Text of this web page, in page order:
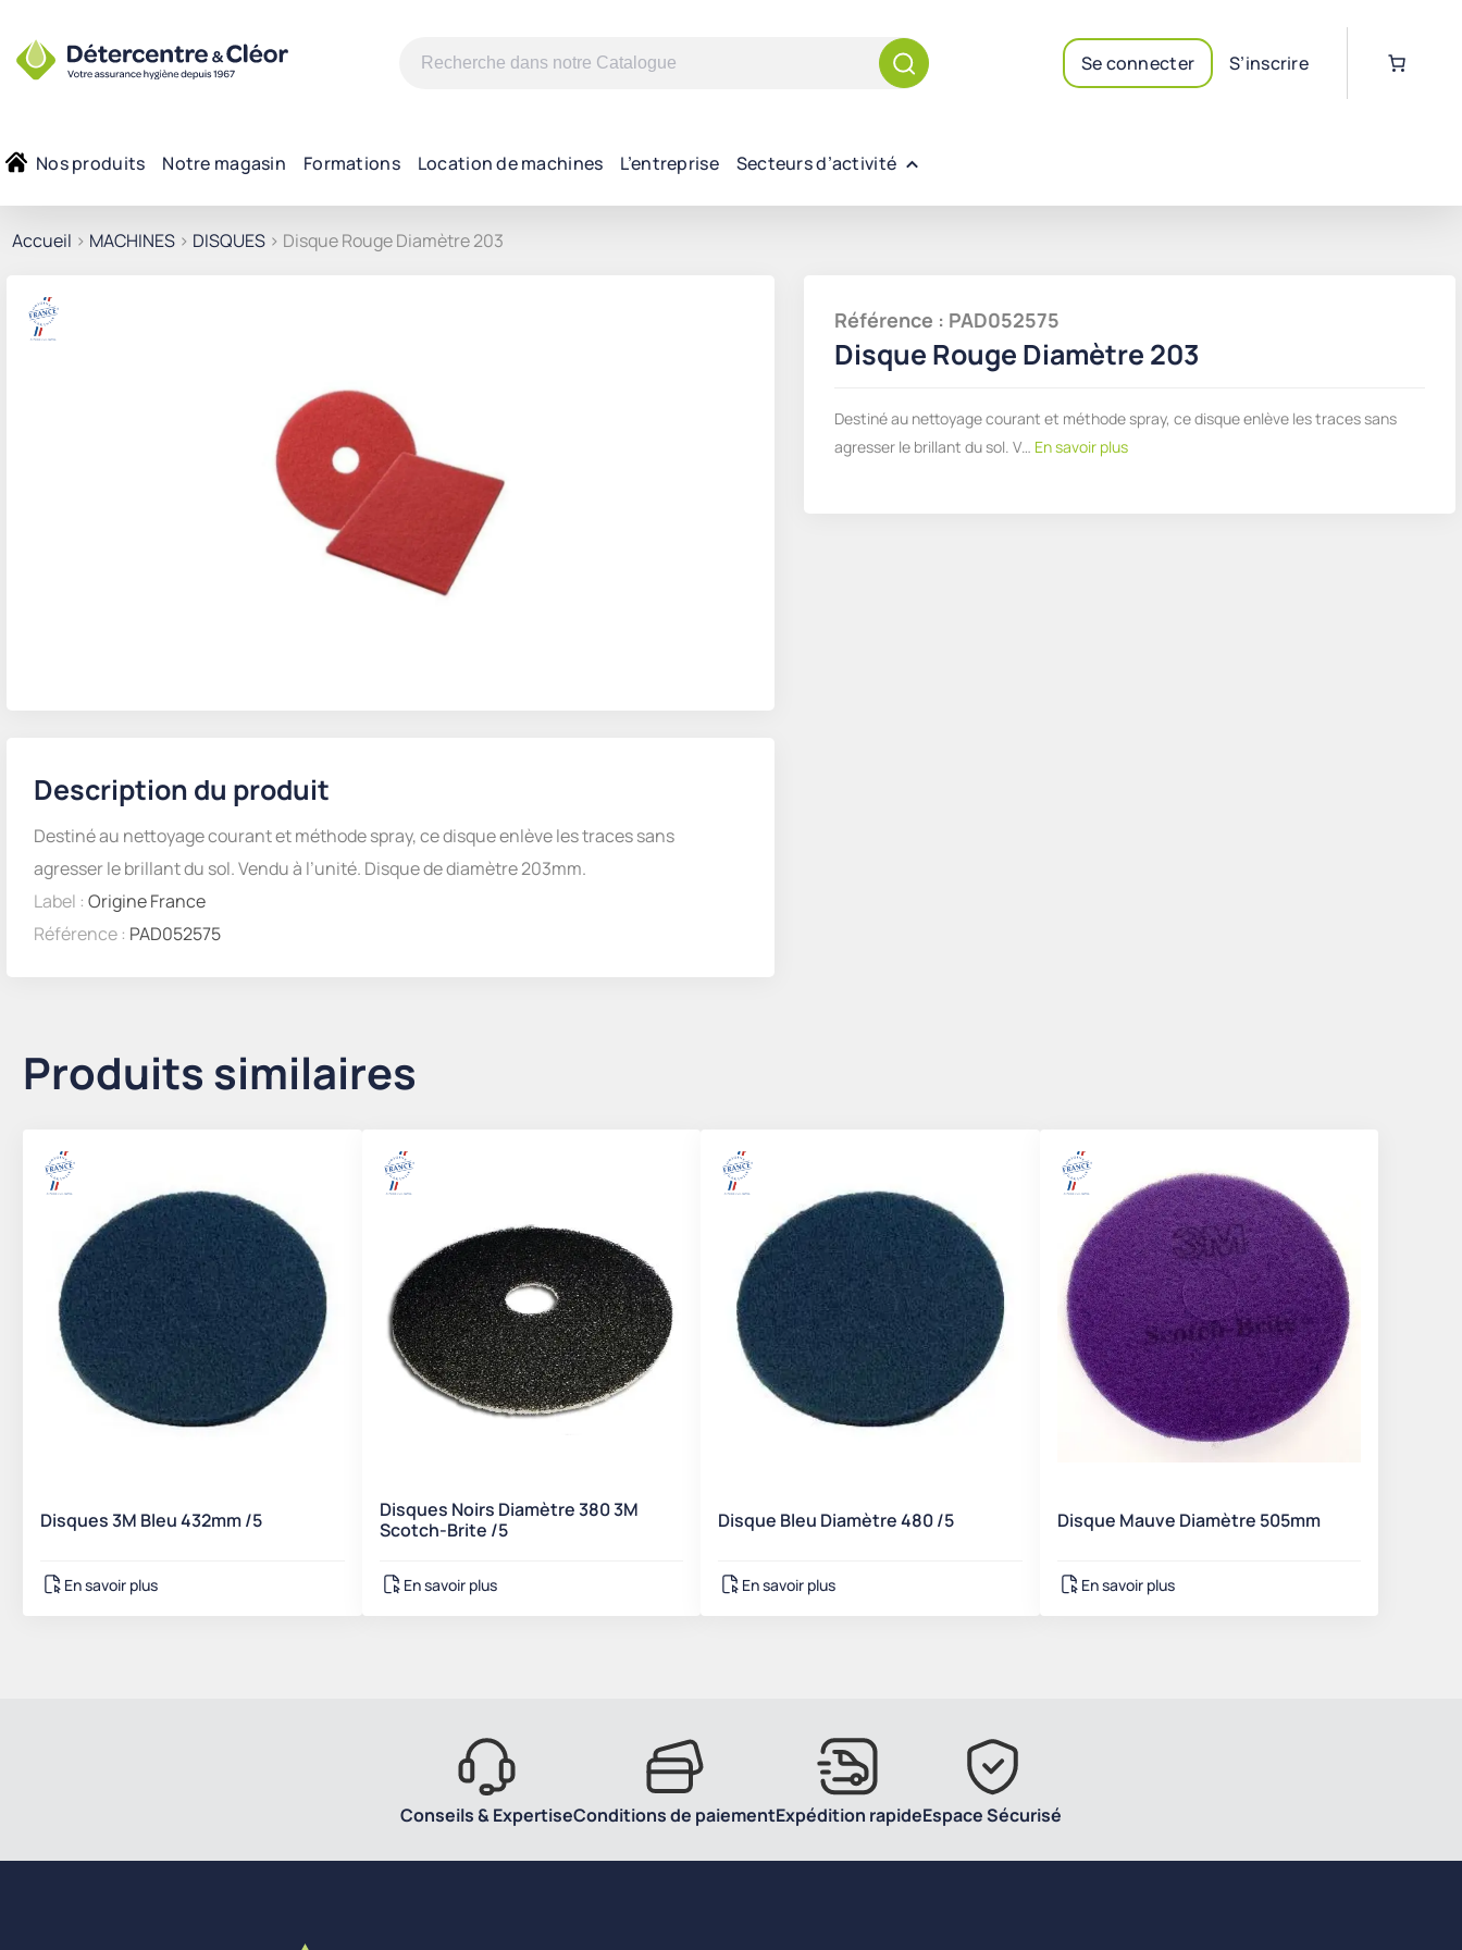
Recherche
Se connecter S’inscrire
Nos produits Notre magasin Formations Location de machines L’entreprise Secteurs d’activité
Accueil > MACHINES > DISQUES > Disque Rouge Diamètre 203
Description du produit
Destiné au nettoyage courant et méthode spray, ce disque enlève les traces sans
agresser le brillant du sol. Vendu à l’unité. Disque de diamètre 203mm.
Label : Origine France
Référence : PAD052575
Référence : PAD052575
Disque Rouge Diamètre 203
Destiné au nettoyage courant et méthode spray, ce disque enlève les traces sans
agresser le brillant du sol. V… En savoir plus
Produits similaires
Disques 3M Bleu 432mm /5
En savoir plus
Disques Noirs Diamètre 380 3M
Scotch-Brite /5
En savoir plus
Disque Bleu Diamètre 480 /5
En savoir plus
Disque Mauve Diamètre 505mm
En savoir plus
Conseils & ExpertiseConditions de paiementExpédition rapideEspace Sécurisé